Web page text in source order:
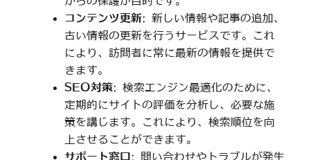
コンテンツ更新: 新しい情報や記事の追加、
古い情報の更新を行うサービスです。これ
により、訪問者に常に最新の情報を提供で
きます。
SEO対策: 検索エンジン最適化のために、
定期的にサイトの評価を分析し、必要な施
策を講じます。これにより、検索順位を向
上させることができます。
サポート窓口 : 問い合わせやトラブルが発生